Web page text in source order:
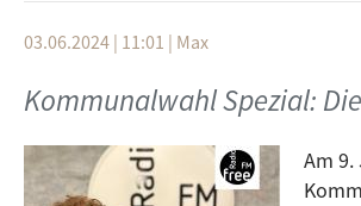
Grünen sind heute bei uns zu Gast.
und Schwerpunkte für die
Ulmer Kommunalpolitik sind, hört
Plattform.
03.06.2024 | 11:01 | Max
Kommunalwahl Spezial:
Am